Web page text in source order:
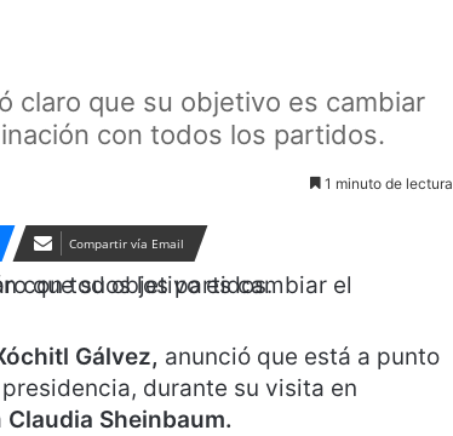
claro que su objetivo es cambiar
con todos los partidos.
1 minuto de lectura
Compartir vía Email
Gálvez, anunció que está a punto
durante su visita en
Claudia Sheinbaum.